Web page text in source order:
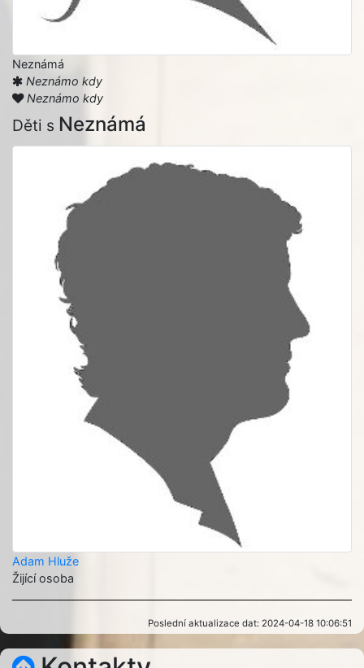
Neznámá
Neznámo kdy
Neznámo kdy
Děti s Neznámá
Adam Hluže
Žijící osoba
Poslední aktualizace dat: 2024-04-18 10:06:51